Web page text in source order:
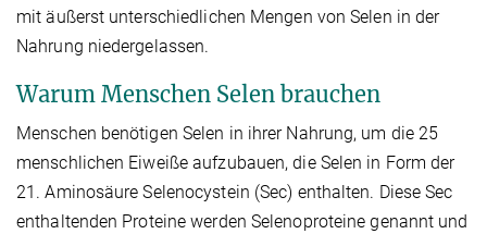
mit äußerst unterschiedlichen Mengen von Selen in der
Nahrung niedergelassen.
Warum Menschen Selen brauchen
Menschen benötigen Selen in ihrer Nahrung, um die 25
menschlichen Eiweiße aufzubauen, die Selen in Form der
21. Aminosäure Selenocystein (Sec) enthalten. Diese Sec
enthaltenden Proteine werden Selenoproteine genannt und